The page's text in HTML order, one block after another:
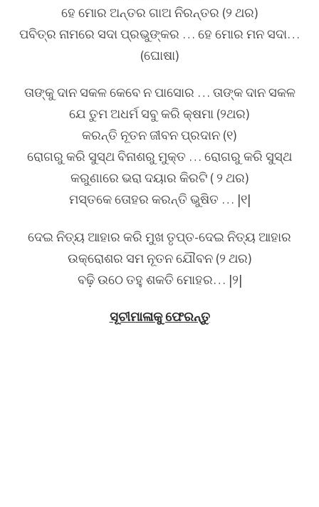
ହେ ମୋର ଅନ୍ତର ଗାଅ ନିରନ୍ତର (୨ ଥର)
ପବିତ୍ର ନାମରେ ସଦା ପ୍ରଭୁଙ୍କର … ହେ ମୋର ମନ ସଦା…
(ଘୋଷା)
ତାଙ୍କୁ ଦାନ ସକଳ କେବେ ନ ପାସୋର … ତାଙ୍କ ଦାନ ସକଳ
ଯେ ତୁମ ଅଧର୍ମ ସବୁ କରି କ୍ଷମା (୨ଥର)
କରନ୍ତି ନୂତନ ଜୀବନ ପ୍ରଦାନ (୧)
ରୋଗରୁ କରି ସୁସ୍ଥ ବିନାଶରୁ ମୁକ୍ତ … ରୋଗରୁ କରି ସୁସ୍ଥ
କରୁଣାରେ ଭରା ଦୟାର କିରଟି ( ୨ ଥର)
ମସ୍ତକେ ତୋହର କରନ୍ତି ଭୁଷିତ … |୧|
ଦେଇ ନିତ୍ୟ ଆହାର କରି ମୁଖ ତୃପ୍ତ-ଦେଇ ନିତ୍ୟ ଆହାର
ଉକ୍ରୋଶର ସମ ନୂତନ ଯୌବନ (୨ ଥର)
ବଢ଼ି ଉଠେ ତହୁ ଶକତି ମୋହର… |୨|
ସୂଚୀମାଳାକୁ ଫେରନ୍ତୁ